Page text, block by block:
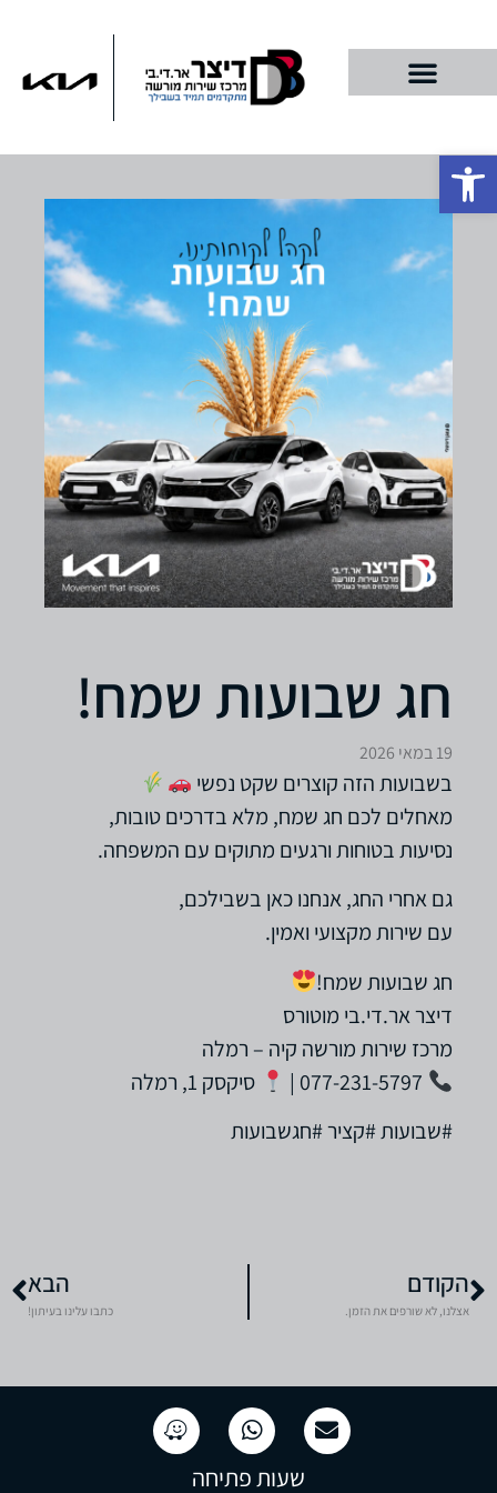
פתח סרגל נגישות
חג שבועות שמח!
19 במאי 2026
בשבועות הזה קוצרים שקט נפשי
מאחלים לכם חג שמח, מלא בדרכים טובות,
נסיעות בטוחות ורגעים מתוקים עם המשפחה.
גם אחרי החג, אנחנו כאן בשבילכם,
עם שירות מקצועי ואמין.
חג שבועות שמח!
דיצר אר.די.בי מוטורס
מרכז שירות מורשה קיה – רמלה
סיקסק 1, רמלה
#שבועות #קציר #חגשבועות
הקודם
אצלנו, לא שורפים את הזמן.
הבא
כתבו עלינו בעיתון!
שעות פתיחה